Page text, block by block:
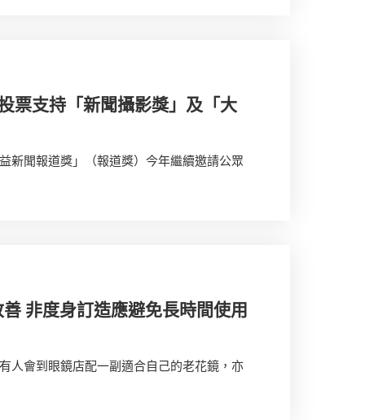
票支持「新聞攝影獎」及「大
新聞報道獎」（報道獎）今年繼續邀請公眾
非度身訂造應避免長時間使用
人會到眼鏡店配一副適合自己的老花鏡，亦